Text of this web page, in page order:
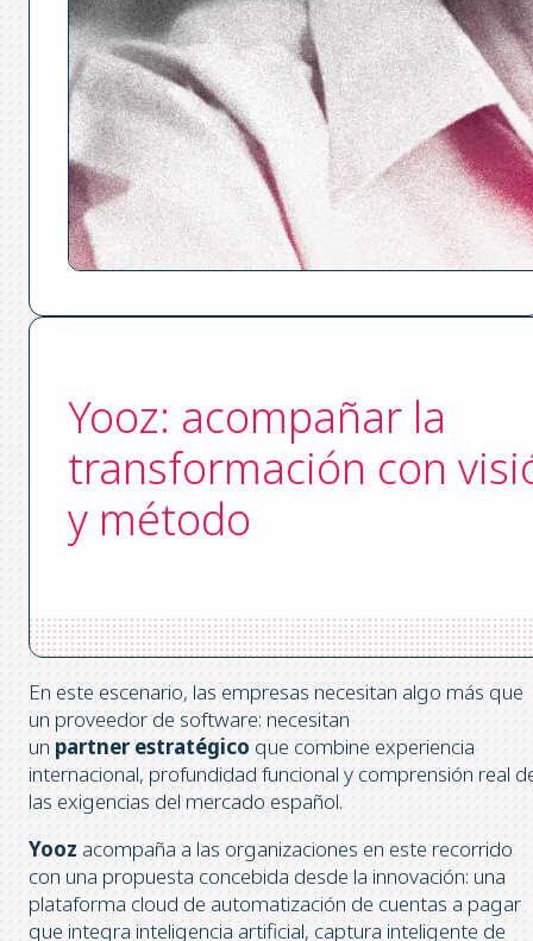
Yooz: acompañar la
transformación con
y método
En este escenario, las empresas necesitan algo más que
un proveedor de software: necesitan
un partner estratégico que combine experiencia
internacional, profundidad funcional y comprensión real
las exigencias del mercado español.
Yooz acompaña a las organizaciones en este recorrido
con una propuesta concebida desde la innovación: una
plataforma cloud de automatización de cuentas a pagar
que integra inteligencia artificial, captura inteligente de